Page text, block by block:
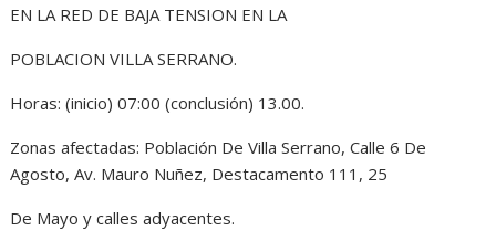
EN LA RED DE BAJA TENSION EN LA
POBLACION VILLA SERRANO.
Horas: (inicio) 07:00 (conclusión) 13.00.
Zonas afectadas: Población De Villa Serrano, Calle 6 De
Agosto, Av. Mauro Nuñez, Destacamento 111, 25
De Mayo y calles adyacentes.